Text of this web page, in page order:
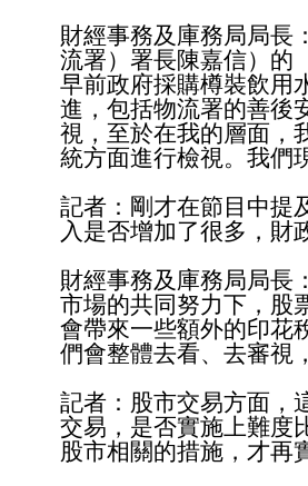
財經事務及庫務局局長
流署）署長陳嘉信）的
早前政府採購樽裝飲用
進，包括物流署的善後
視，至於在我的層面，
統方面進行檢視。我們
記者：剛才在節目中提
入是否增加了很多，財
財經事務及庫務局局長
市場的共同努力下，股
會帶來一些額外的印花
們會整體去看、去審視
記者：股市交易方面，
交易，是否實施上難度
股市相關的措施，才再